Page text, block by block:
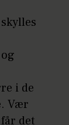
i de
Vær
det